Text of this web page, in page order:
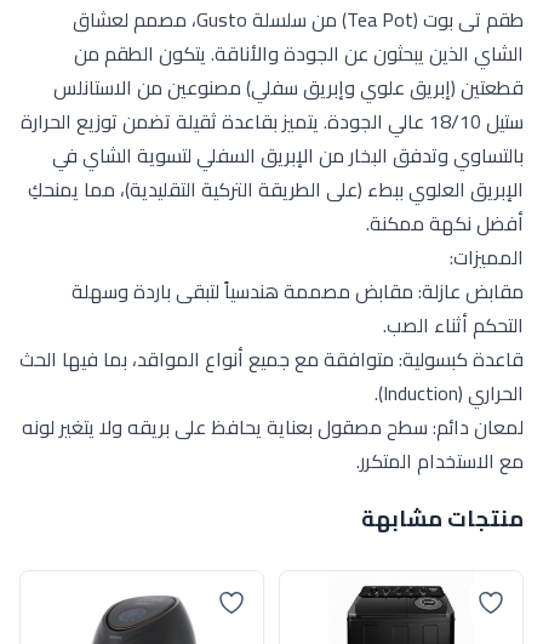
طقم تى بوت (Tea Pot) من سلسلة Gusto، مصمم لعشاق
الشاي الذين يبحثون عن الجودة والأناقة. يتكون الطقم من
قطعتين (إبريق علوي وإبريق سفلي) مصنوعين من الاستانلس
ستيل 18/10 عالي الجودة. يتميز بقاعدة ثقيلة تضمن توزيع الحرارة
بالتساوي وتدفق البخار من الإبريق السفلي لتسوية الشاي في
الإبريق العلوي ببطء (على الطريقة التركية التقليدية)، مما يمنحكِ
أفضل نكهة ممكنة.
المميزات:
مقابض عازلة: مقابض مصممة هندسياً لتبقى باردة وسهلة
التحكم أثناء الصب.
قاعدة كبسولية: متوافقة مع جميع أنواع المواقد، بما فيها الحث
الحراري (Induction).
لمعان دائم: سطح مصقول بعناية يحافظ على بريقه ولا يتغير لونه
مع الاستخدام المتكرر.
منتجات مشابهة